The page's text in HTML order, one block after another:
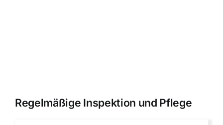
Regelmäßige Inspektion und Pflege